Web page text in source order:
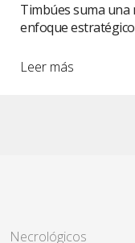
Timbúes suma
enfoque
Leer más
Necrológicos